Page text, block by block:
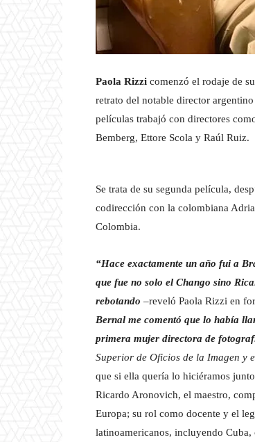
Paola Rizzi comenzó el rodaje de
retrato del notable director
películas trabajó con directores
Bemberg, Ettore Scola y Raúl Ruiz.
Se trata de su segunda película,
codirección con la colombiana
Colombia.
“Hace exactamente un año fui a
que fue no solo el Chango sino
rebotando –reveló Paola Rizzi en
Bernal me comentó que lo había
primera mujer directora de
Superior de Oficios de la Imagen y
que si ella quería lo hiciéramos
Ricardo Aronovich, el maestro,
Europa; su rol como docente y el
latinoamericanos, incluyendo